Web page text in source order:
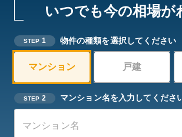
いつでも今の相場が
STEP 1 物件の種類を選択してください
マンション 戸建
STEP 2 マンション名を入力してくださ